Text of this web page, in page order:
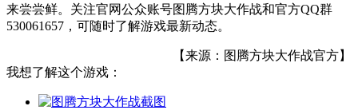
来尝尝鲜。关注官网公众账号图腾方块大作战和官方QQ群
530061657，可随时了解游戏最新动态。
【来源：图腾方块大作战官方】
我想了解这个游戏：